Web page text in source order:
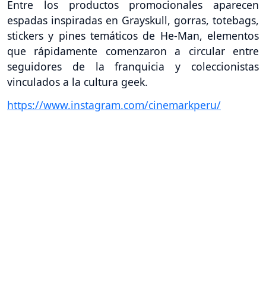
Entre los productos promocionales aparecen
espadas inspiradas en Grayskull, gorras, totebags,
stickers y pines temáticos de He-Man, elementos
que rápidamente comenzaron a circular entre
seguidores de la franquicia y coleccionistas
vinculados a la cultura geek.
https://www.instagram.com/cinemarkperu/